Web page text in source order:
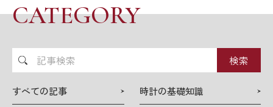
CATEGORY
記
事
検
索
すべての記事 時計の基礎知識